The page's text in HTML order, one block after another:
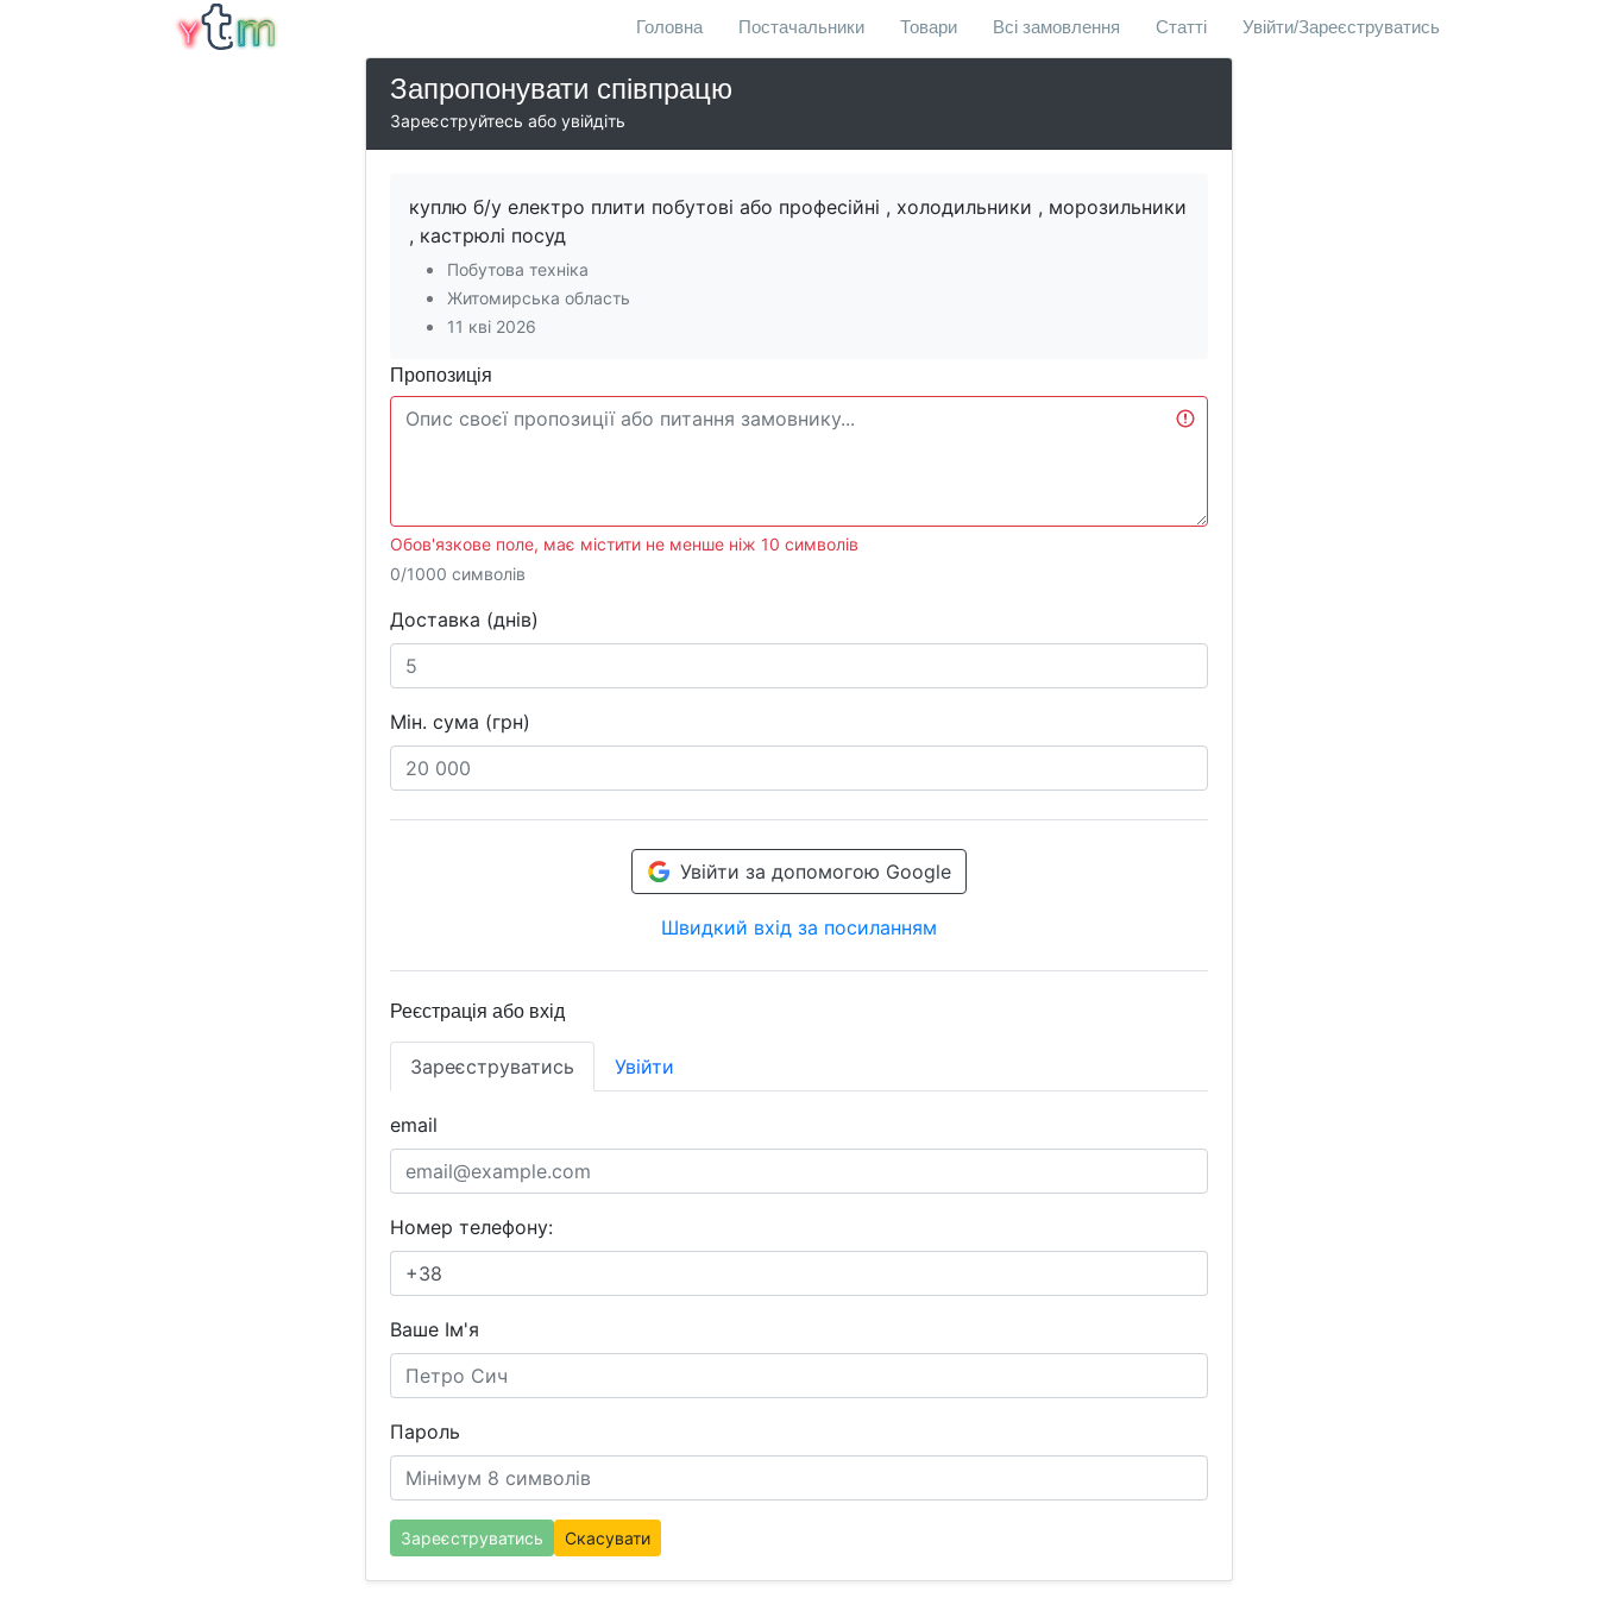
Головна Постачальники Товари Всі замовлення Статті Увійти/Зареєструватись
Запропонувати співпрацю
Зареєструйтесь або увійдіть
куплю б/у електро плити побутові або професійні , холодильники , морозильники
, кастрюлі посуд
Побутова техніка
Житомирська область
11 кві 2026
Пропозиція
Обов'язкове поле, має містити не менше ніж 10 символів
0/1000 символів
Доставка (днів)
Мін. сума (грн)
Увійти за допомогою Google
Швидкий вхід за посиланням
Реєстрація або вхід
Зареєструватись Увійти
email
Номер телефону:
Ваше Ім'я
Пароль
Зареєструватись Скасувати